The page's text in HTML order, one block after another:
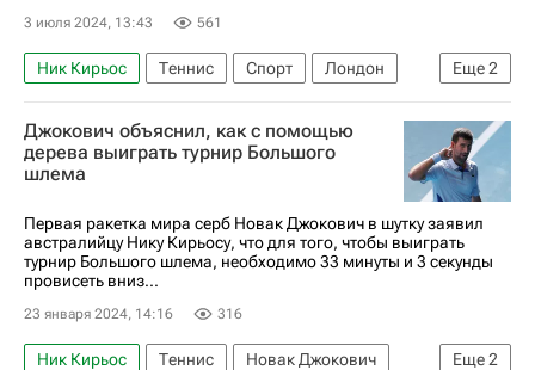
3 июля 2024, 13:43 561
Еще2
Ник Кирьос Теннис Спорт
Лондон
Новак Джокович
Уимблдон
Джокович объяснил, как с помощью
дерева выиграть турнир Большого
шлема
Первая ракетка мира серб Новак Джокович в шутку заявил
австралийцу Нику Кирьосу, что для того, чтобы выиграть
турнир Большого шлема, необходимо 33 минуты и 3 секунды
провисеть вниз...
23 января 2024, 14:16 316
Еще2
Ник Кирьос Теннис
Новак Джокович